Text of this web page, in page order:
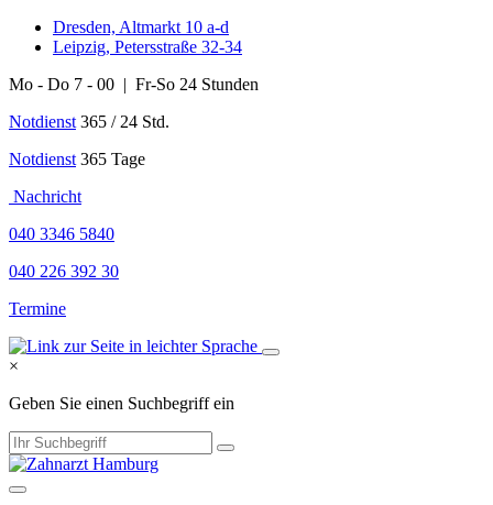
Dresden, Altmarkt 10 a-d
Leipzig, Petersstraße 32-34
Mo - Do 7 - 00 | Fr-So 24 Stunden
Notdienst 365 / 24 Std.
Notdienst 365 Tage
Nachricht
040 3346 5840
040 226 392 30
Termine
×
Geben Sie einen Suchbegriff ein